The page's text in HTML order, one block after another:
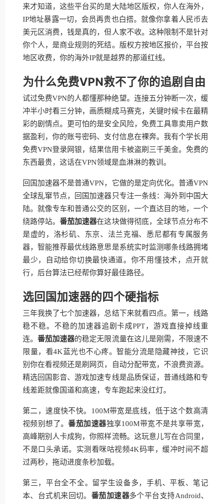
来才知道，这些平台买的是大陆地区版权，你人在海外，
IP地址暴露一切，会员再贵也白搭。就像你拿着人民币去
美元区消费，钱是真的，但人家不收。这种限制不是针对
你个人，是商业规则的死结。版权方按地区报价，平台按
地区收费，你的海外IP就是越界的那道红线。
为什么免费VPN救不了你的追剧自由
试过免费VPN的人都懂那种绝望。连接五分钟断一次，缓
冲半小时看三分钟，画质糊成马赛克，关键时候卡在最精
彩的剧情点。更可怕的是安全风险，免费工具靠卖用户数
据盈利，你的账号密码、支付信息在裸奔。我有个学长用
免费VPN登录网银，结果信用卡被盗刷三千美金。免费的
东西最贵，这话在VPN领域是血淋淋的教训。
回国加速器不是普通VPN，它做的是定向优化。普通VPN
全球乱窜节点，回国加速器只专注一条线：海外到中国大
陆。就像专车和普通公交的区别，一个直达目的地，一个
绕路停站。番茄加速器在这块做得彻底，全球节点分布不
是虚的，洛杉矶、东京、法兰克福、悉尼都有专属服务
器，智能推荐最优线路意思是系统实时监测哪条线路拥堵
最少，自动给你切换最快通道。你不用懂技术，点开就
行，后台算法已经帮你算好最佳路径。
选回国加速器的四个硬指标
三年我换了七个加速器，总结下来就看四点。第一，线路
稳不稳。不稳的加速器追剧卡成PPT，游戏直接掉线重
连。番茄加速器的稳定无限流量在这儿是刚需，不限速不
限量，看4K蓝光也不心疼。智能分流是隐藏神技，它识
别你在看视频还是刷网页，自动分配带宽，不浪费资源。
精选回国影音、游戏加速专线是品质保证，普通线路和专
线差距就像国道和高速，专车跑起来没红灯。
第二，速度快不快。100M带宽是底线，低于这个数高清
视频别想了。番茄加速器独享100M带宽不是共享带宽，
高峰期别人卡成狗，你照样流畅。这玩意儿写在合同里，
不是口头承诺。实测看咪咕视频4K码率，缓冲时间不超
过两秒，拖动进度条秒加载。
第三，平台全不全。留学生设备多，手机、平板、笔记
本、台式机来回切。 番茄加速器多个平台支持Android、